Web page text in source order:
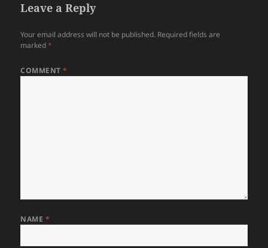
Leave a Reply
Your email address will not be published. Required fields are
marked*
COMMENT*
NAME *